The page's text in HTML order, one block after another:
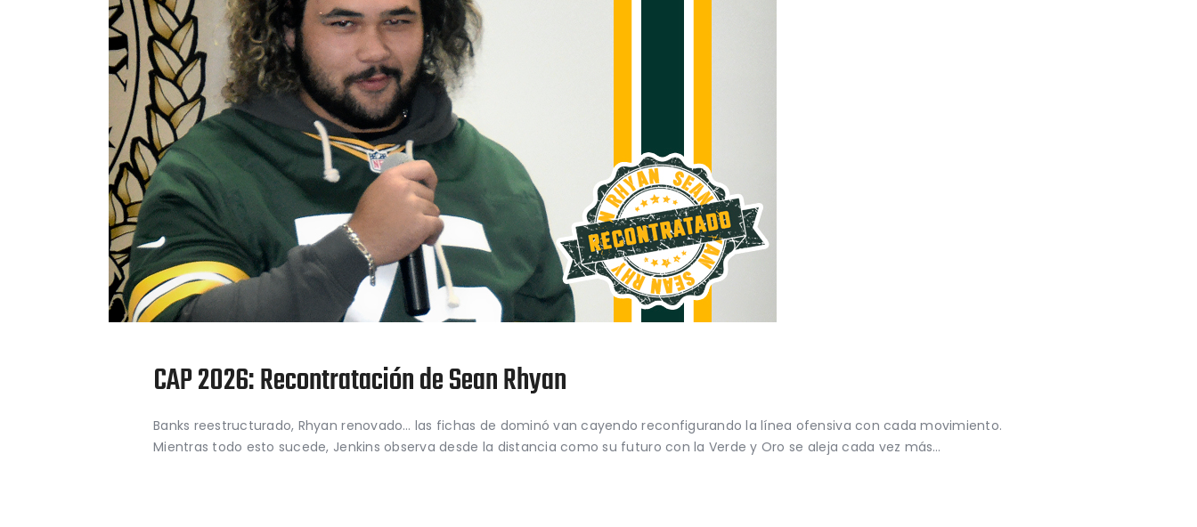
CAP 2026: Recontratación de Sean Rhyan
Banks reestructurado, Rhyan renovado… las fichas de dominó van cayendo reconfigurando la línea ofensiva con cada movimiento.
Mientras todo esto sucede, Jenkins observa desde la distancia como su futuro con la Verde y Oro se aleja cada vez más…